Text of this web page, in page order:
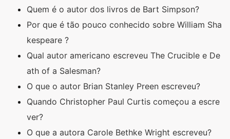
Quem é o autor dos livros de Bart Simpson?
Por que é tão pouco conhecido sobre William Sha
kespeare ?
Qual autor americano escreveu The Crucible e De
ath of a Salesman?
O que o autor Brian Stanley Preen escreveu?
Quando Christopher Paul Curtis começou a escre
ver?
O que a autora Carole Bethke Wright escreveu?